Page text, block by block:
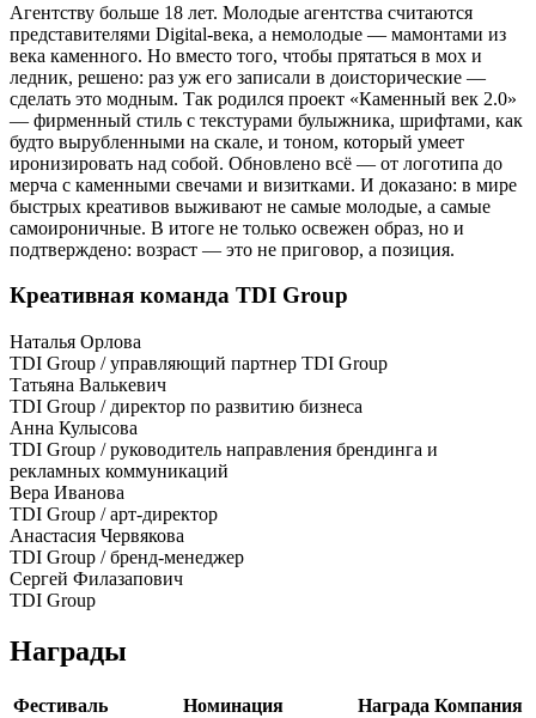
Агентству больше 18 лет. Молодые агентства считаются
представителями Digital-века, а немолодые — мамонтами из
века каменного. Но вместо того, чтобы прятаться в мох и
ледник, решено: раз уж его записали в доисторические —
сделать это модным. Так родился проект «Каменный век 2.0»
— фирменный стиль с текстурами булыжника, шрифтами, как
будто вырубленными на скале, и тоном, который умеет
иронизировать над собой. Обновлено всё — от логотипа до
мерча с каменными свечами и визитками. И доказано: в мире
быстрых креативов выживают не самые молодые, а самые
самоироничные. В итоге не только освежен образ, но и
подтверждено: возраст — это не приговор, а позиция.
Креативная команда TDI Group
Наталья Орлова
TDI Group / управляющий партнер TDI Group
Татьяна Валькевич
TDI Group / директор по развитию бизнеса
Анна Кулысова
TDI Group / руководитель направления брендинга и
рекламных коммуникаций
Вера Иванова
TDI Group / арт-директор
Анастасия Червякова
TDI Group / бренд-менеджер
Сергей Филазапович
TDI Group
Награды
Фестиваль Номинация Награда Компания